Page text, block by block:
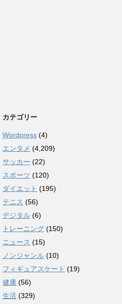
カテゴリー
Wordpress (4)
エンタメ (4,209)
サッカー (22)
スポーツ (120)
ダイエット (195)
テニス (56)
デジタル (6)
トレーニング (150)
ニュース (15)
ノンジャンル (10)
フィギュアスケート (19)
健康 (56)
生活 (329)